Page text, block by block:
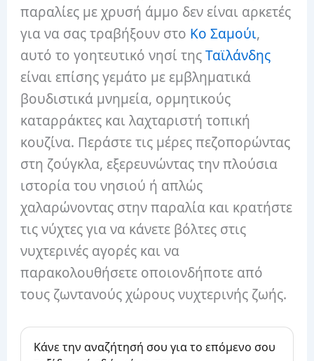
παραλίες με χρυσή άμμο δεν είναι αρκετές
για να σας τραβήξουν στο Κο Σαμούι,
αυτό το γοητευτικό νησί τηςΤαϊλάνδης
είναι επίσης γεμάτο με εμβληματικά
βουδιστικά μνημεία, ορμητικούς
καταρράκτες και λαχταριστή τοπική
κουζίνα. Περάστε τις μέρες πεζοπορώντας
στη ζούγκλα, εξερευνώντας την πλούσια
ιστορία του νησιού ή απλώς
χαλαρώνοντας στην παραλία και κρατήστε
τις νύχτες για να κάνετε βόλτες στις
νυχτερινές αγορές και να
παρακολουθήσετε οποιονδήποτε από
τους ζωντανούς χώρους νυχτερινής ζωής.
Κάνε την αναζήτησή σου για το επόμενο σου